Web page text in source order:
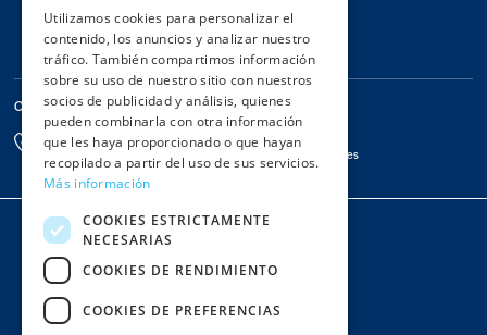
Conócenos
Contactez-nous
Contactez-nous
976 67 78 65
De 8h à 13h et de 15h à 18h
Par Email
info@macoga.es
Colaboradors
Utilizamos cookies para personalizar el
contenido, los anuncios y analizar nuestro
tráfico. También compartimos información
sobre su uso de nuestro sitio con nuestros
socios de publicidad y análisis, quienes
pueden combinarla con otra información
que les haya proporcionado o que hayan
recopilado a partir del uso de sus servicios.
Más información
COOKIES ESTRICTAMENTE
NECESARIAS
COOKIES DE RENDIMIENTO
COOKIES DE PREFERENCIAS